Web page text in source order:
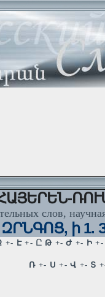
слов,
ԶՐՆԳՈՑ, ի 1.